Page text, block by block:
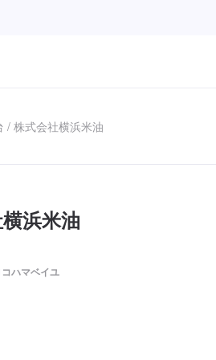
/ 株式会社横浜米油
横浜米油
コハマベイユ